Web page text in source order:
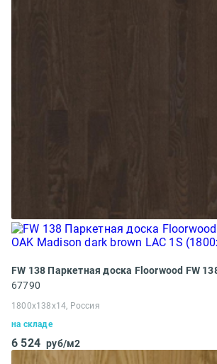
67790
1800x138x14, Россия
на складе
6 524 руб/м2